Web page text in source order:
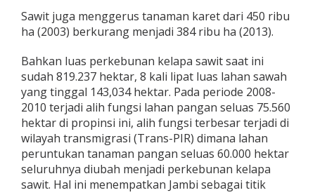
Sawit juga menggerus tanaman karet dari 450 ribu
ha (2003) berkurang menjadi 384 ribu ha (2013).
Bahkan luas perkebunan kelapa sawit saat ini
sudah 819.237 hektar, 8 kali lipat luas lahan sawah
yang tinggal 143,034 hektar. Pada periode 2008-
2010 terjadi alih fungsi lahan pangan seluas 75.560
hektar di propinsi ini, alih fungsi terbesar terjadi di
wilayah transmigrasi (Trans-PIR) dimana lahan
peruntukan tanaman pangan seluas 60.000 hektar
seluruhnya diubah menjadi perkebunan kelapa
sawit. Hal ini menempatkan Jambi sebagai titik